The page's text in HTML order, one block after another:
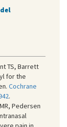
TS, Barrett
for the
Cochrane
.
Pedersen